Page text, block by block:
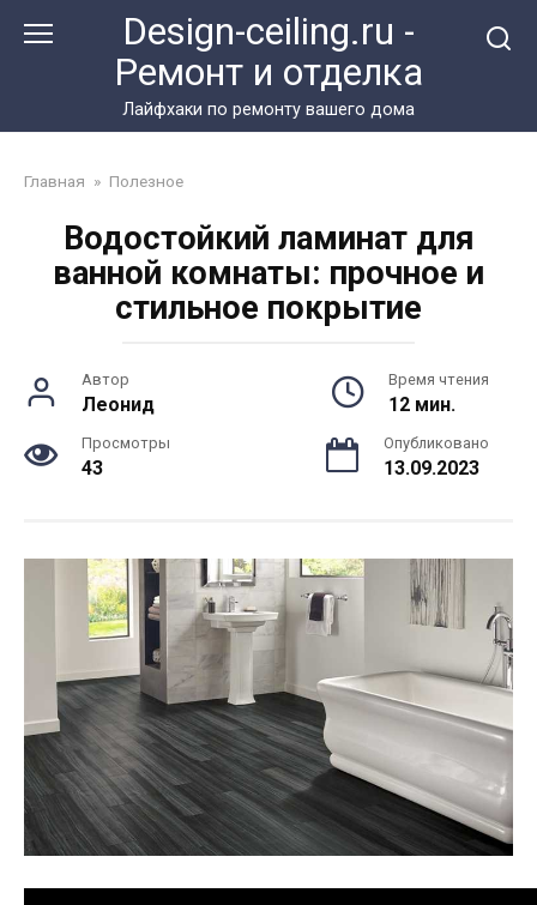
Design-ceiling.ru -
Ремонт и отделка
Лайфхаки по ремонту вашего дома
Главная » Полезное
Водостойкий ламинат для
ванной комнаты: прочное и
стильное покрытие
Автор
Леонид
Время чтения
12 мин.
Просмотры
43
Опубликовано
13.09.2023